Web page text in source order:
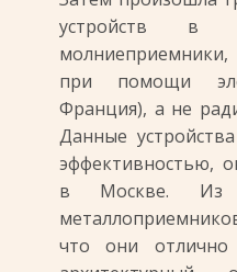
устройств в
при помощи
Франция), а не
Данные
эффективностью,
в Москве. Из
что они отлично